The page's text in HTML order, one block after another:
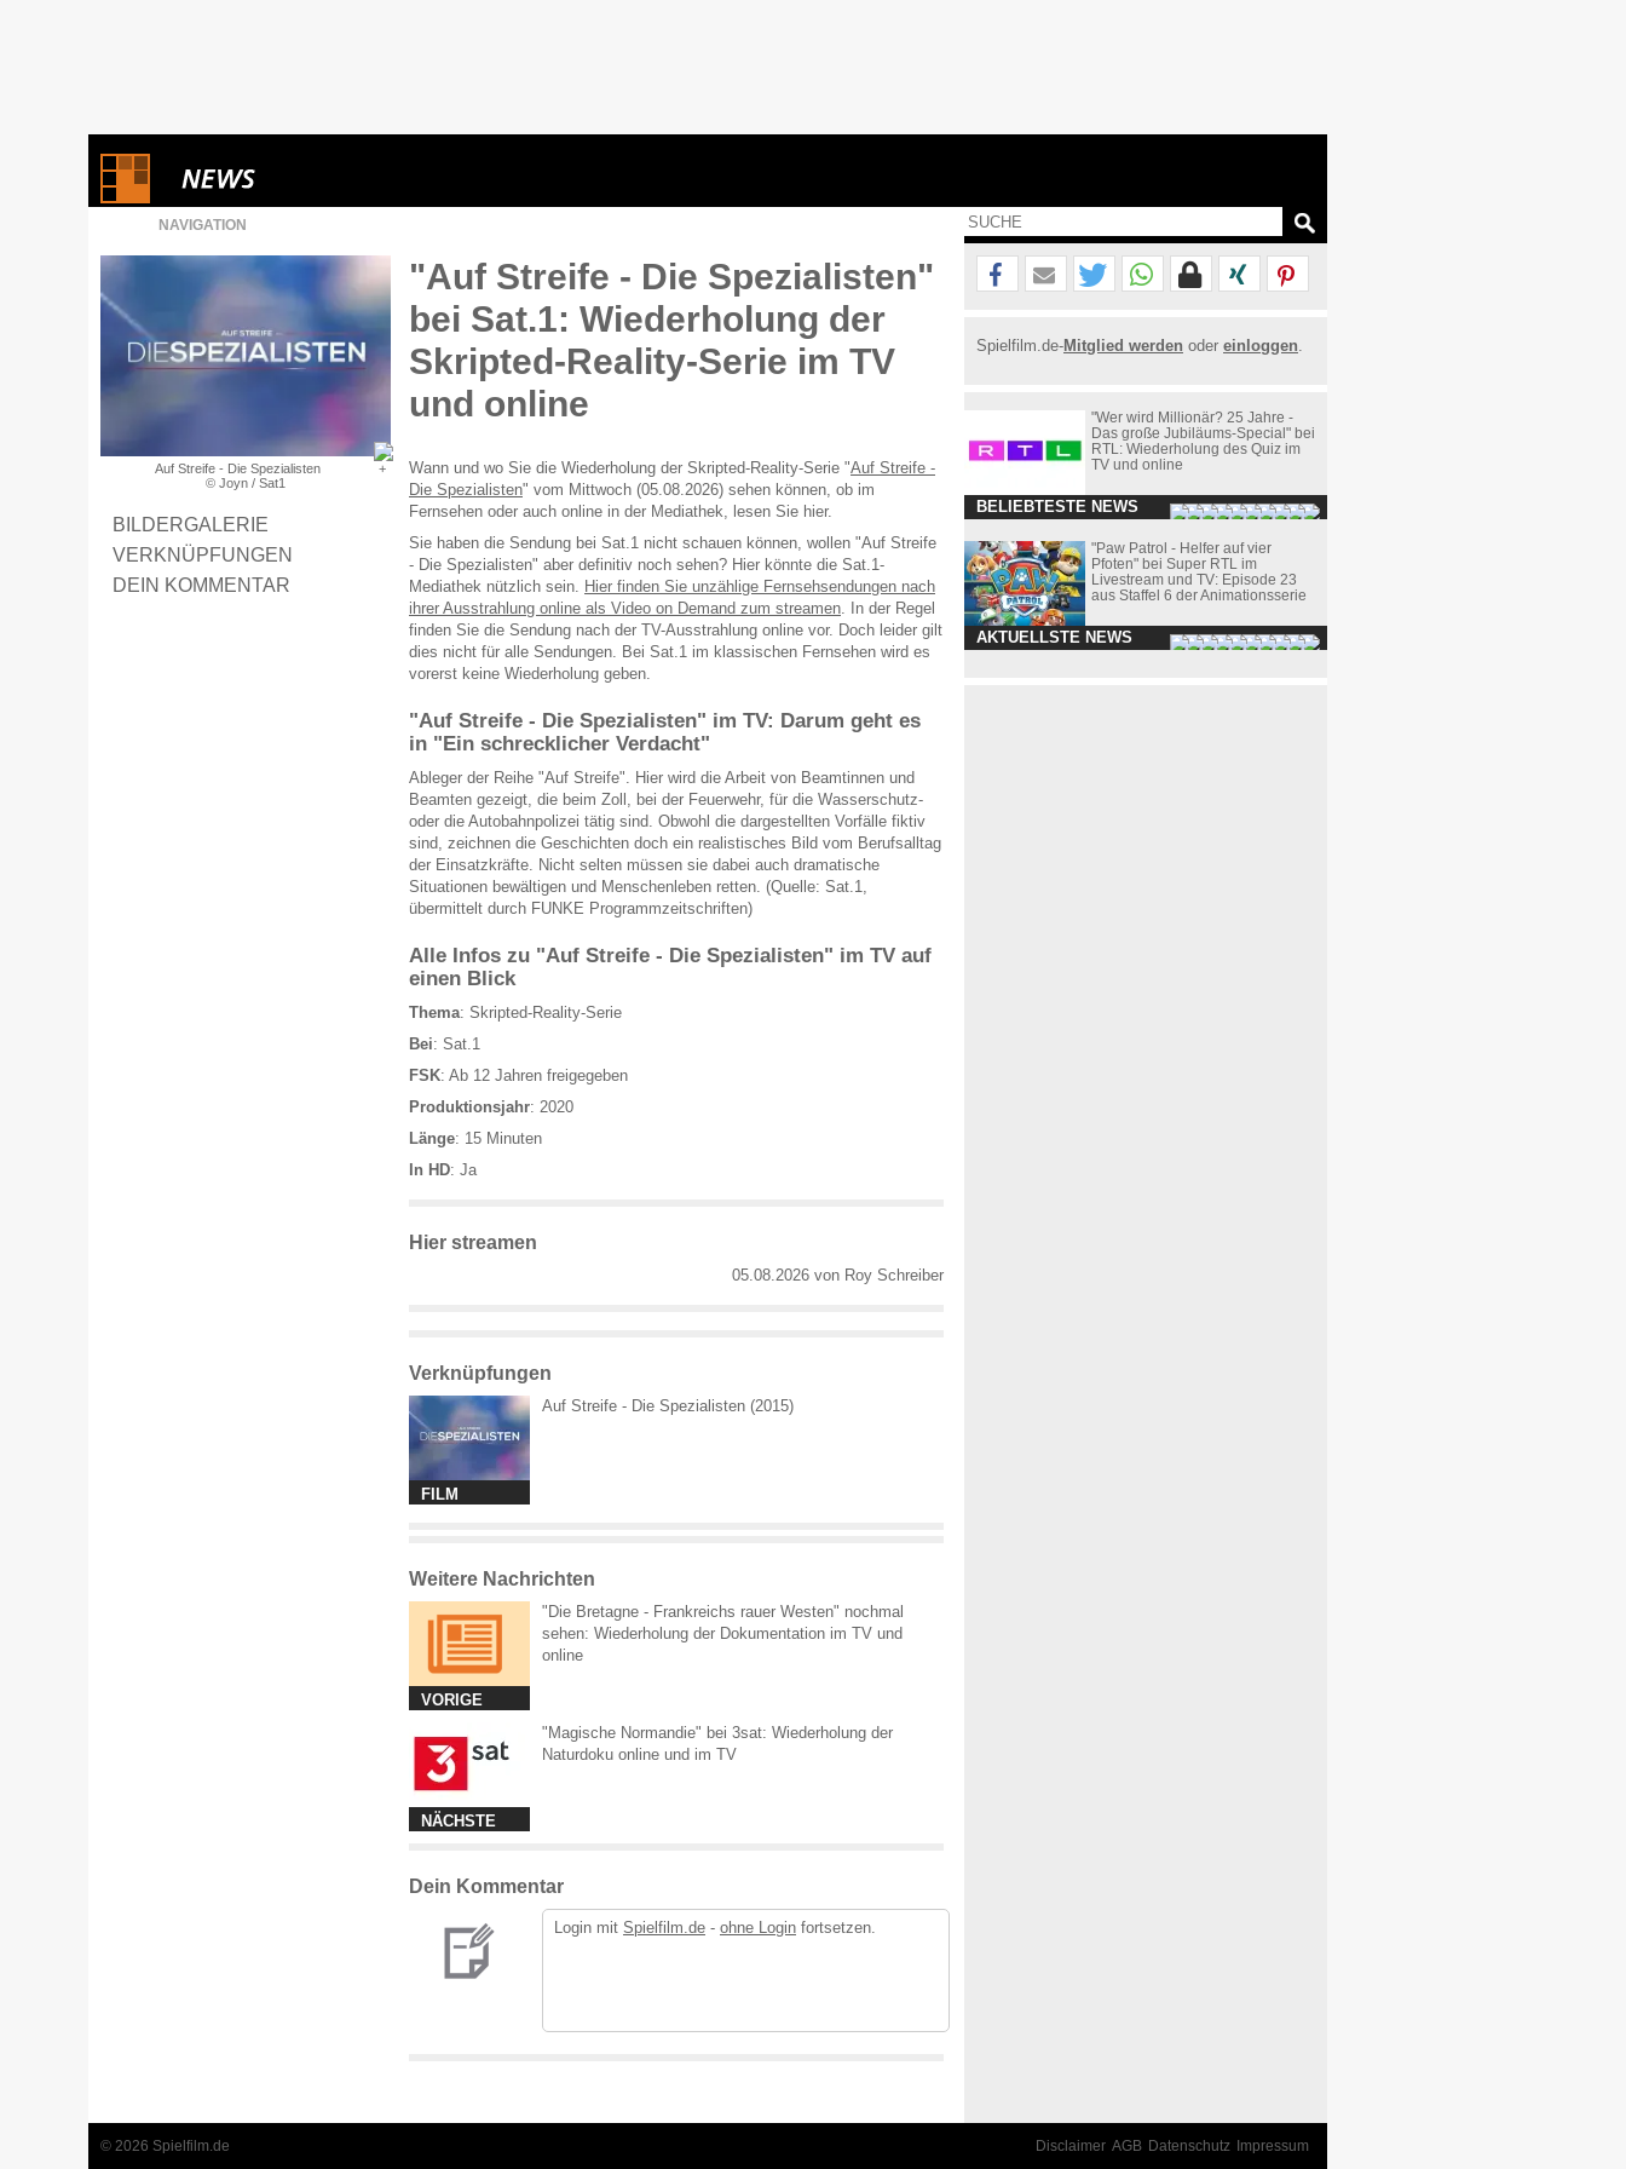
NAVIGATION
Auf Streife - Die Spezialisten
© Joyn / Sat1
BILDERGALERIE
VERKNÜPFUNGEN
DEIN KOMMENTAR
"Auf Streife - Die Spezialisten"
bei Sat.1: Wiederholung der
Skripted-Reality-Serie im TV
und online
Wann und wo Sie die Wiederholung der Skripted-Reality-Serie "Auf Streife -
Die Spezialisten" vom Mittwoch (05.08.2026) sehen können, ob im
Fernsehen oder auch online in der Mediathek, lesen Sie hier.
Sie haben die Sendung bei Sat.1 nicht schauen können, wollen "Auf Streife
- Die Spezialisten" aber definitiv noch sehen? Hier könnte die Sat.1-
Mediathek nützlich sein.
Hier finden Sie unzählige Fernsehsendungen nach
ihrer Ausstrahlung online als Video on Demand zum streamen . In der Regel
finden Sie die Sendung nach der TV-Ausstrahlung online vor. Doch leider gilt
dies nicht für alle Sendungen. Bei Sat.1 im klassischen Fernsehen wird es
vorerst keine Wiederholung geben.
"Auf Streife - Die Spezialisten" im TV: Darum geht es
in "Ein schrecklicher Verdacht"
Ableger der Reihe "Auf Streife". Hier wird die Arbeit von Beamtinnen und
Beamten gezeigt, die beim Zoll, bei der Feuerwehr, für die Wasserschutz-
oder die Autobahnpolizei tätig sind. Obwohl die dargestellten Vorfälle fiktiv
sind, zeichnen die Geschichten doch ein realistisches Bild vom Berufsalltag
der Einsatzkräfte. Nicht selten müssen sie dabei auch dramatische
Situationen bewältigen und Menschenleben retten. (Quelle: Sat.1,
übermittelt durch FUNKE Programmzeitschriften)
Alle Infos zu "Auf Streife - Die Spezialisten" im TV auf
einen Blick
Thema: Skripted-Reality-Serie
Bei: Sat.1
FSK: Ab 12 Jahren freigegeben
Produktionsjahr: 2020
Länge: 15 Minuten
In HD: Ja
Hier streamen
05.08.2026 von Roy Schreiber
Verknüpfungen
FILM
Auf Streife - Die Spezialisten (2015)
Weitere Nachrichten
VORIGE
"Die Bretagne - Frankreichs rauer Westen" nochmal
sehen: Wiederholung der Dokumentation im TV und
online
NÄCHSTE
"Magische Normandie" bei 3sat: Wiederholung der
Naturdoku online und im TV
Dein Kommentar
Login mit Spielfilm.de - ohne Login fortsetzen.
Spielfilm.de-Mitglied werden oder einloggen.
"Wer wird Millionär? 25 Jahre -
Das große Jubiläums-Special" bei
RTL: Wiederholung des Quiz im
TV und online
BELIEBTESTE NEWS
"Paw Patrol - Helfer auf vier
Pfoten" bei Super RTL im
Livestream und TV: Episode 23
aus Staffel 6 der Animationsserie
AKTUELLSTE NEWS
© 2026 Spielfilm.de Impressum
Datenschutz
AGB
Disclaimer